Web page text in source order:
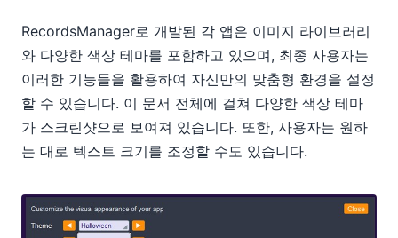
RecordsManager로 개발된 각 앱은 이미지 라이브러리
와 다양한 색상 테마를 포함하고 있으며, 최종 사용자는
이러한 기능들을 활용하여 자신만의 맞춤형 환경을 설정
할 수 있습니다. 이 문서 전체에 걸쳐 다양한 색상 테마
가 스크린샷으로 보여져 있습니다. 또한, 사용자는 원하
는 대로 텍스트 크기를 조정할 수도 있습니다.